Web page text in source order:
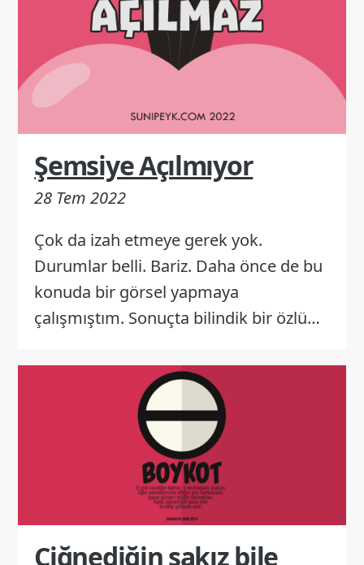
Şemsiye Açılmıyor
28 Tem 2022
Çok da izah etmeye gerek yok.
Durumlar belli. Bariz. Daha önce de bu
konuda bir görsel yapmaya
çalışmıştım. Sonuçta bilindik bir özlü…
Çiğnediğin sakız bile